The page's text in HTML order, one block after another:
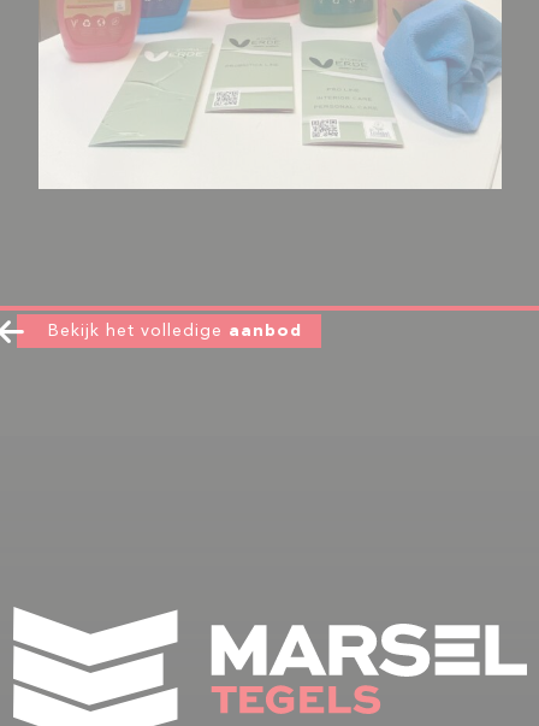
Bekijk het volledige aanbod